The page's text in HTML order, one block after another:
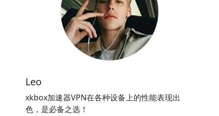
Leo
xkbox加速器VPN在各种设备上的性能表现出
色，是必备之选！